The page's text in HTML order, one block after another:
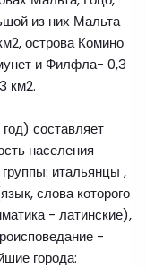
из них Мальта
острова Комино
и Филфла- 0,3
км2.
составляет
населения
итальянцы ,
слова которого
- латинские),
-
города: